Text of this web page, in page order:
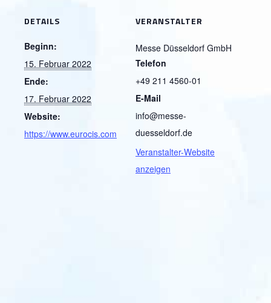
DETAILS
Beginn:
15. Februar 2022
Ende:
17. Februar 2022
Website:
https://www.eurocis.com
VERANSTALTER
Messe Düsseldorf GmbH
Telefon
+49 211 4560-01
E-Mail
info@messe-
duesseldorf.de
Veranstalter-Website
anzeigen